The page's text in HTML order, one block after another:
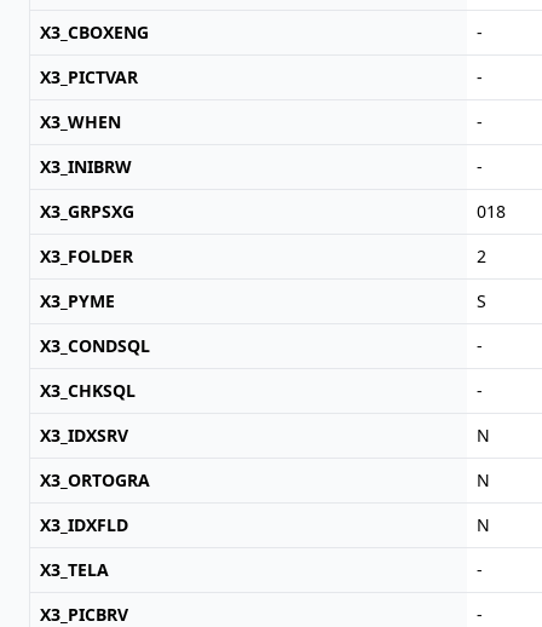
X3_CBOXENG
-
X3_PICTVAR
-
X3_WHEN
-
X3_INIBRW
-
X3_GRPSXG
018
X3_FOLDER
2
X3_PYME
S
X3_CONDSQL
-
X3_CHKSQL
-
X3_IDXSRV
N
X3_ORTOGRA
N
X3_IDXFLD
N
X3_TELA
-
X3_PICBRV
-